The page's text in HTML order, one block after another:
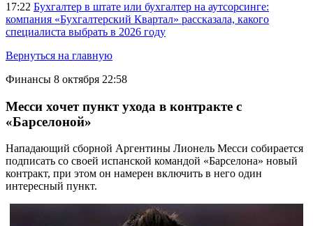
17:22 Бухгалтер в штате или бухгалтер на аутсорсинге:
компания «Бухгалтерский Квартал» рассказала, какого
специалиста выбрать в 2026 году
Вернуться на главную
Финансы 8 октября 22:58
Месси хочет пункт ухода в контракте с
«Барселоной»
Нападающий сборной Аргентины Лионель Месси собирается
подписать со своей испанской командой «Барселона» новый
контракт, при этом он намерен включить в него один
интересный пункт.